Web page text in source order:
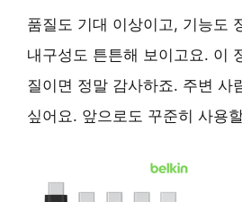
품질도 기대 이상이고, 기능도
내구성도 튼튼해 보이고요. 이
질이면 정말 감사하죠. 주변 사
싶어요. 앞으로도 꾸준히 사용